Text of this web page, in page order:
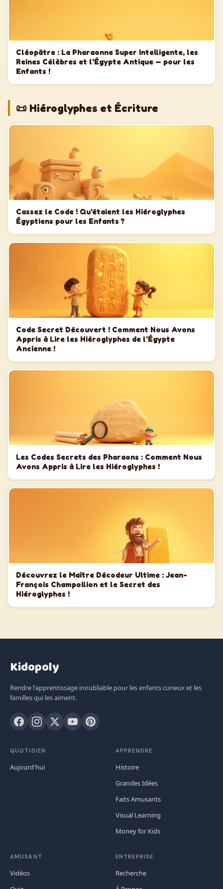
Cléopâtre : La Pharaonne Super Intelligente, les
Reines Célèbres et l'Égypte Antique — pour les
Enfants !
📜 Hiéroglyphes et Écriture
Cassez le Code ! Qu'étaient les Hiéroglyphes
Égyptiens pour les Enfants ?
Code Secret Découvert ! Comment Nous Avons
Appris à Lire les Hiéroglyphes de l'Égypte
Ancienne !
Les Codes Secrets des Pharaons : Comment Nous
Avons Appris à Lire les Hiéroglyphes !
Découvrez le Maître Décodeur Ultime : Jean-
François Champollion et le Secret des
Hiéroglyphes !
Kidopoly
Rendre l'apprentissage inoubliable pour les enfants curieux et les
familles qui les aiment.
QUOTIDIEN
Aujourd'hui
APPRENDRE
Histoire
Grandes Idées
Faits Amusants
Visual Learning
Money for Kids
AMUSANT
Vidéos
ENTREPRISE
Recherche